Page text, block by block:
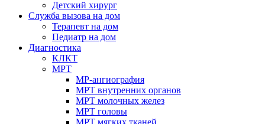
Детский хирург
Служба вызова на дом
Терапевт на дом
Педиатр на дом
Диагностика
КЛКТ
МРТ
МР-ангиография
МРТ внутренних органов
МРТ молочных желез
МРТ головы